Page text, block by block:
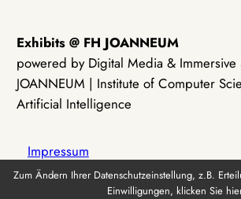
Exhibits @ FH JOANNEUM
powered by Digital Media & Immersive
JOANNEUM | Institute of Computer
Artificial Intelligence
Impressum
Zum Ändern Ihrer Datenschutzeinstellung, z.B.
Einwilligungen, klicken Sie